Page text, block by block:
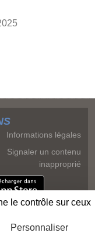
Informations légales
Signaler un contenu
inapproprié
Connexion
le contrôle sur ceux
Personnaliser